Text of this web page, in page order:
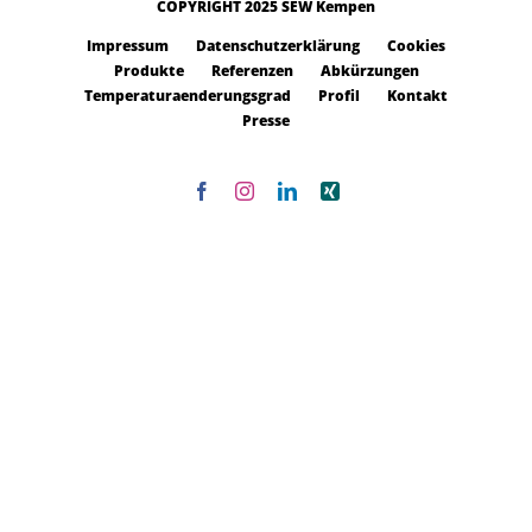
COPYRIGHT 2025 SEW Kempen
Impressum
Datenschutzerklärung
Cookies
Produkte
Referenzen
Abkürzungen
Temperaturaenderungsgrad
Profil
Kontakt
Presse
FacebookInstagramLinkedInXing